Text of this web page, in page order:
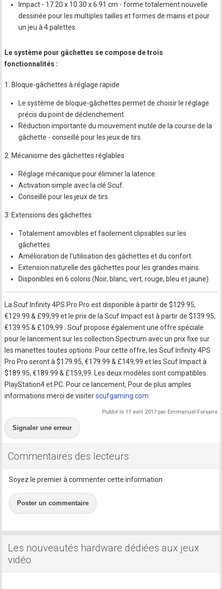
Impact - 17.20 x 10.30 x 6.91 cm - forme totalement nouvelle
dessinée pour les multiples tailles et formes de mains et pour
un jeu à 4 palettes.
Le système pour gâchettes se compose de trois
fonctionnalités :
1. Bloque-gâchettes à réglage rapide
Le système de bloque-gâchettes permet de choisir le réglage
précis du point de déclenchement.
Réduction importante du mouvement inutile de la course de la
gâchette - conseillé pour les jeux de tirs.
2. Mécanisme des gâchettes réglables
Réglage mécanique pour éliminer la latence.
Activation simple avec la clé Scuf.
Conseillé pour les jeux de tirs.
3. Extensions des gâchettes
Totalement amovibles et facilement clipsables sur les
gâchettes.
Amélioration de l'utilisation des gâchettes et du confort.
Extension naturelle des gâchettes pour les grandes mains.
Disponibles en 6 coloris (Noir, blanc, vert, rouge, bleu et jaune)
La Scuf Infinity 4PS Pro Pro est disponible à partir de $129.95,
€129.99 & £99,99 et le prix de la Scuf Impact est à partir de $139.95,
€139.95 & £109,99 . Scuf propose également une offre spéciale
pour le lancement sur les collection Spectrum avec un prix fixe sur
les manettes toutes options. Pour cette offre, les Scuf Infinity 4PS
Pro Pro seront à $179.95, €179.99 & £149,99 et les Scuf Impact à
$189.95, €189.99 & £159,99. Les deux modèles sont compatibles
PlayStation4 et PC. Pour ce lancement, Pour de plus amples
informations merci de visiterscufgaming.com
Publié le 11 avril 2017 par Emmanuel Forsans
Signaler une erreur
Commentaires des lecteurs
Soyez le premier à commenter cette information.
Poster un commentaire
Les nouveautés hardware dédiées aux jeux
vidéo